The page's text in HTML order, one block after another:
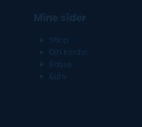
Mine sider
Shop
Din konto
Kasse
Kurv